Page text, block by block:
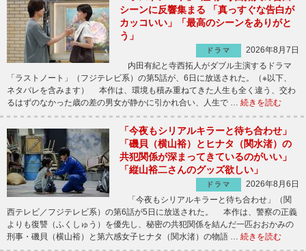
シーンに反響集まる 「真っすぐな告白が
カッコいい」「最高のシーンをありがと
う」
ドラマ
2026年8月7日
内田有紀と寺西拓人がダブル主演するドラマ
「ラストノート」（フジテレビ系）の第5話が、6日に放送された。（※以下、
ネタバレを含みます） 本作は、環境も積み重ねてきた人生も全く違う、交わ
るはずのなかった歳の差の男女が静かに引かれ合い、人生で … 続きを読む
「今夜もシリアルキラーと待ち合わせ」
「磯貝（横山裕）とヒナタ（関水渚）の
共犯関係が深まってきているのがいい」
「縦山裕二さんのグッズ欲しい」
ドラマ
2026年8月6日
「今夜もシリアルキラーと待ち合わせ」（関
西テレビ／フジテレビ系）の第6話が5日に放送された。 本作は、警察の正義
よりも復讐（ふくしゅう）を優先し、秘密の共犯関係を結んだ一匹おおかみの
刑事・磯貝（横山裕）と第六感女子ヒナタ（関水渚）の物語 … 続きを読む